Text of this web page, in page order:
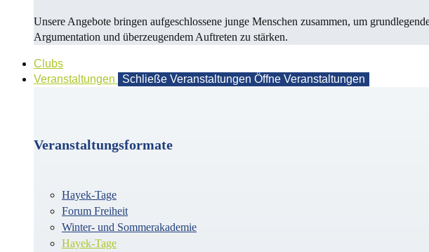
Unsere Angebote bringen aufgeschlossene junge Menschen zusammen, um
Argu­men­ta­tion und überzeugendem Auf­treten zu stärken.
Clubs
Veranstaltungen
Schließe Veranstaltungen Öffne Veranstaltungen
Veranstaltungsformate
Hayek-Tage
Forum Freiheit
Winter- und Sommerakademie
Hayek-Tage